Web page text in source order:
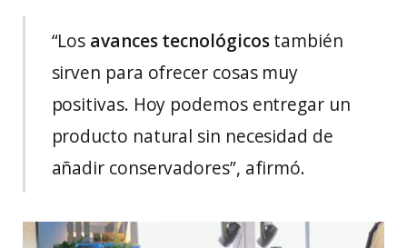
“Los avances tecnológicostambién
sirven para ofrecer cosas muy
positivas. Hoy podemos entregar un
producto natural sin necesidad de
añadir conservadores”, afirmó.